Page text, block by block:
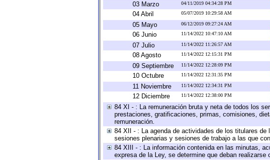
03 Marzo 04/11/2019 04:34:28 PM
04 Abril 05/07/2019 10:29:58 AM
05 Mayo 06/12/2019 09:27:24 AM
06 Junio 11/14/2022 10:47:10 AM
07 Julio 11/14/2022 11:26:57 AM
08 Agosto 11/14/2022 12:15:31 PM
09 Septiembre 11/14/2022 12:28:09 PM
10 Octubre 11/14/2022 12:31:35 PM
11 Noviembre 11/14/2022 12:34:31 PM
12 Diciembre 11/14/2022 12:38:00 PM
84 XI - : La remuneración bruta y neta de todos los
prestaciones, gratificaciones, primas, comisiones,
remuneración.
84 XII - : La agenda de actividades de los titulares
sesiones plenarias y sesiones de trabajo a las que
84 XIII - : La información contenida en las minutas,
expresa de la Ley, se determine que deban realizarse